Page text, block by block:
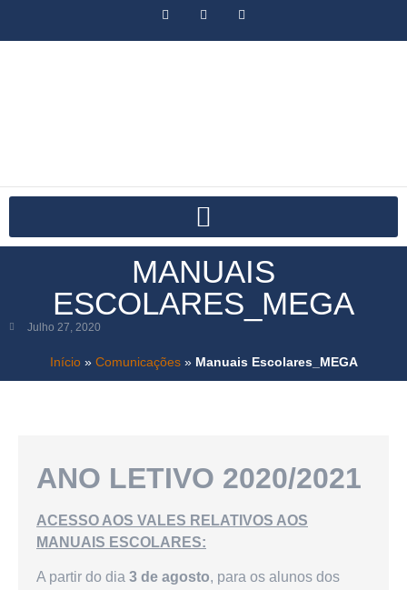
MANUAIS
ESCOLARES_MEGA
Julho 27, 2020
Início» Comunicações» Manuais Escolares_MEGA
ANO LETIVO 2020/2021
ACESSO AOS VALES RELATIVOS AOS
MANUAIS ESCOLARES:
A partir do dia 3 de agosto, para os alunos dos